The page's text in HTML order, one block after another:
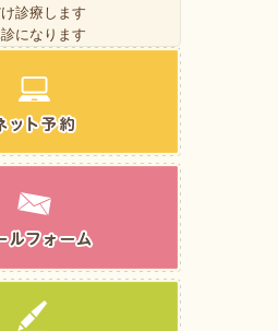
診療します
になります